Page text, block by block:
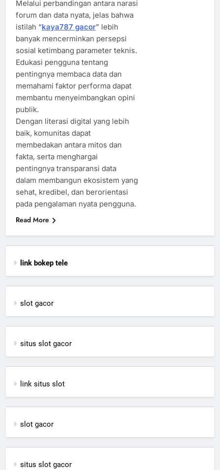
Melalui perbandingan antara narasi
forum dan data nyata, jelas bahwa
istilah “kaya787 gacor” lebih
banyak mencerminkan persepsi
sosial ketimbang parameter teknis.
Edukasi pengguna tentang
pentingnya membaca data dan
memahami faktor performa dapat
membantu menyeimbangkan opini
publik.
Dengan literasi digital yang lebih
baik, komunitas dapat
membedakan antara mitos dan
fakta, serta menghargai
pentingnya transparansi data
dalam membangun ekosistem yang
sehat, kredibel, dan berorientasi
pada pengalaman nyata pengguna.
Read More
link bokep tele
slot gacor
situs slot gacor
link situs slot
slot gacor
situs slot gacor